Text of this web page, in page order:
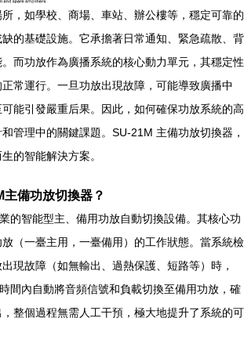
，如學校、商場、車站、辦公樓等，穩定可靠的
的基礎設施。它承擔著日常通知、緊急疏散、背
而功放作為廣播系統的核心動力單元，其穩定性
常運行。一旦功放出現故障，可能導致廣播中
能引發嚴重后果。因此，如何確保功放系統的高
管理中的關鍵課題。SU-21M 主備功放切換器，
的智能解決方案。
備功放切換器？
的智能型主、備用功放自動切換設備。其核心功
（一臺主用，一臺備用）的工作狀態。當系統檢
現故障（如無輸出、過熱保護、短路等）時，
間內自動將音頻信號和負載切換至備用功放，確
整個過程無需人工干預，極大地提升了系統的可